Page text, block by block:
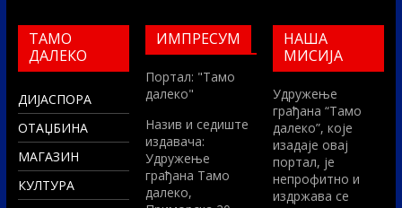
ТАМО
ДАЛЕКО
ДИЈАСПОРА
ОТАЏБИНА
МАГАЗИН
КУЛТУРА
ИМПРЕСУМ
Портал: "Тамо
далеко"
Назив и седиште
издавача:
Удружење
грађана Тамо
далеко,
НАША
МИСИЈА
Удружење
грађана “Тамо
далеко”, које
изадаје овај
портал, је
непрофитно и
издржава се